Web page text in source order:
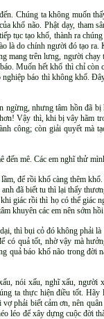
Chúng ta không muốn
khổ não. Phật dạy, tham
tục tạo khổ, thành ra
là do chính người đó tạo
mang trên lưng, người
Muốn hết khổ thì chỉ còn
báo thì không khổ.
nhưng tâm hồn đã
Vậy thì, khi bị vây hãm
công; còn giải quyết mà
mê. Các em nghĩ thử
để rồi khổ càng thêm khổ.
đã biết tu thì lại thấy
giác rồi thì họ có thể giác
khuyên các em nên sớm
thì bụi cỏ đó không phải
có quả tốt, nhờ vậy mà
quả báo khổ não trong đời
nói xấu, nghĩ xấu, người
ta thực hiện điều tốt.
phải biết cảm ơn, nên
léo để xây dựng cuộc đời